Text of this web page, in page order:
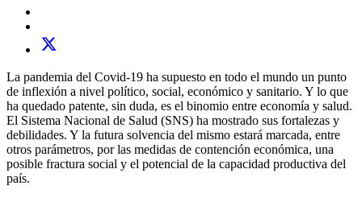
La pandemia del Covid-19 ha supuesto en todo el mundo un punto
de inflexión a nivel político, social, económico y sanitario. Y lo que
ha quedado patente, sin duda, es el binomio entre economía y salud.
El Sistema Nacional de Salud (SNS) ha mostrado sus fortalezas y
debilidades. Y la futura solvencia del mismo estará marcada, entre
otros parámetros, por las medidas de contención económica, una
posible fractura social y el potencial de la capacidad productiva del
país.